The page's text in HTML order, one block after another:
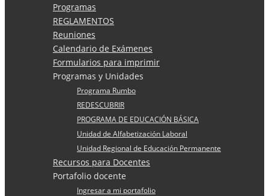
Programas
REGLAMENTOS
Reuniones
Calendario de Exámenes
Formularios para imprimir
Programas y Unidades
Programa Rumbo
REDESCUBRIR
PROGRAMA DE EDUCACIÓN BÁSICA
Unidad de Alfabetización Laboral
Unidad Regional de Educación Permanente
Recursos para Docentes
Portafolio docente
Ingresar a mi portafolio